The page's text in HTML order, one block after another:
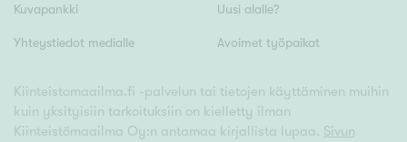
Kuvapankki
Yhteystiedot medialle
Uusi alalle?
Avoimet työpaikat
Kiinteistomaailma.fi -palvelun tai tietojen käyttäminen muihin
kuin yksityisiin tarkoituksiin on kielletty ilman
Kiinteistömaailma Oy:n antamaa kirjallista lupaa. Sivun